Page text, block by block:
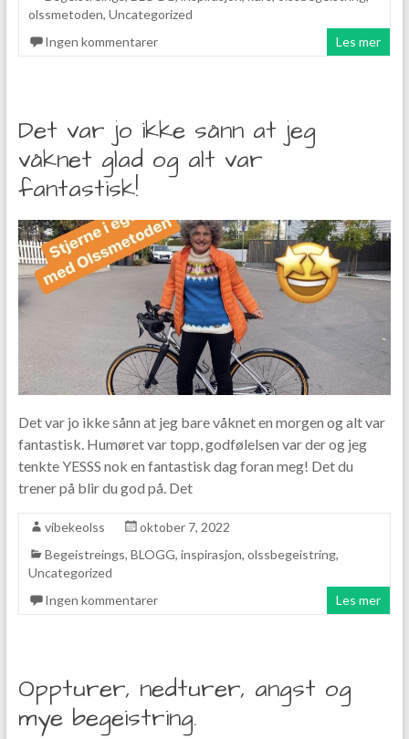
olssmetoden, Uncategorized
Ingen kommentarer
Les mer
Det var jo ikke sånn at jeg
våknet glad og alt var
fantastisk!
Det var jo ikke sånn at jeg bare våknet en morgen og alt var
fantastisk. Humøret var topp, godfølelsen var der og jeg
tenkte YESSS nok en fantastisk dag foran meg! Det du
trener på blir du god på. Det
vibekeolss
oktober 7, 2022
Begeistreings, BLOGG, inspirasjon, olssbegeistring,
Uncategorized
Ingen kommentarer
Les mer
Oppturer, nedturer, angst og
mye begeistring.